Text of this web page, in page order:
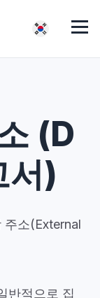
(D
서)
주소(External
반적으로 집